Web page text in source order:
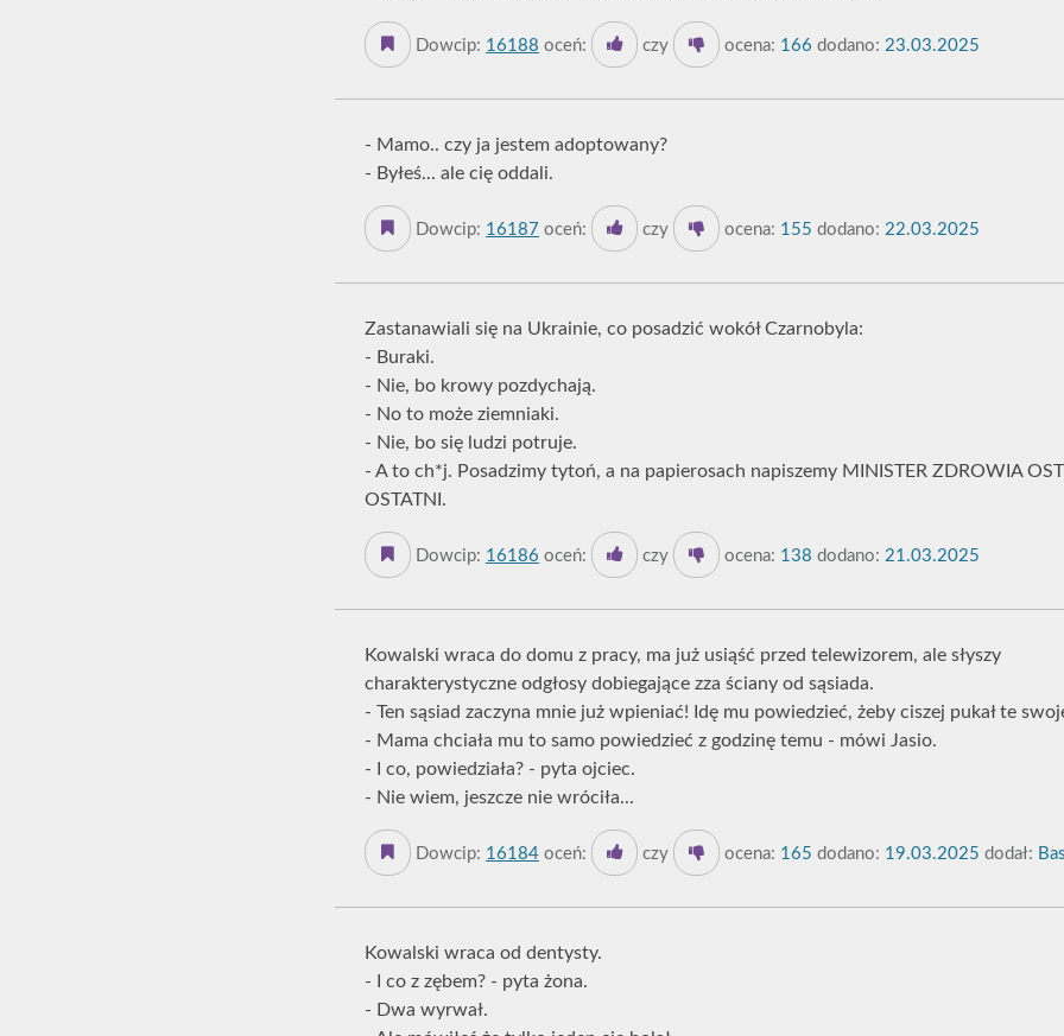
Dowcip: 16188 oceń: czy ocena: 166 dodano: 23.03.2025
- Mamo.. czy ja jestem adoptowany?
- Byłeś... ale cię oddali.
Dowcip: 16187 oceń: czy ocena: 155 dodano: 22.03.2025
Zastanawiali się na Ukrainie, co posadzić wokół Czarnobyla:
- Buraki.
- Nie, bo krowy pozdychają.
- No to może ziemniaki.
- Nie, bo się ludzi potruje.
- A to ch*j. Posadzimy tytoń, a na papierosach napiszemy MINISTER ZDROWIA
OSTATNI.
Dowcip: 16186 oceń: czy ocena: 138 dodano: 21.03.2025
Kowalski wraca do domu z pracy, ma już usiąść przed telewizorem, ale słyszy
charakterystyczne odgłosy dobiegające zza ściany od sąsiada.
- Ten sąsiad zaczyna mnie już wpieniać! Idę mu powiedzieć, żeby ciszej pukał te
- Mama chciała mu to samo powiedzieć z godzinę temu - mówi Jasio.
- I co, powiedziała? - pyta ojciec.
- Nie wiem, jeszcze nie wróciła...
Dowcip: 16184 oceń: czy ocena: 165 dodano: 19.03.2025 dodał:
Kowalski wraca od dentysty.
- I co z zębem? - pyta żona.
- Dwa wyrwał.